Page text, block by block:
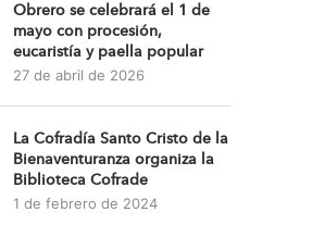
Obrero se celebrará el 1 de
mayo con procesión,
eucaristía y paella popular
27 de abril de 2026
La Cofradía Santo Cristo de la
Bienaventuranza organiza la
Biblioteca Cofrade
1 de febrero de 2024